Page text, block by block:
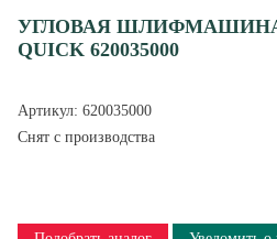
УГЛОВАЯ ШЛИФМАШИНА
QUICK 620035000
Артикул: 620035000
Снят с производства